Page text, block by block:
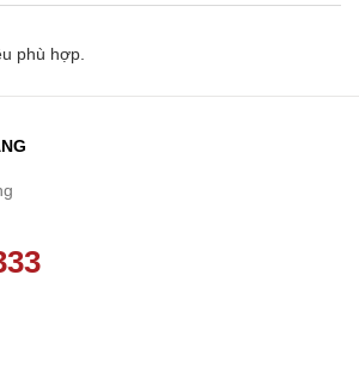
phù hợp.